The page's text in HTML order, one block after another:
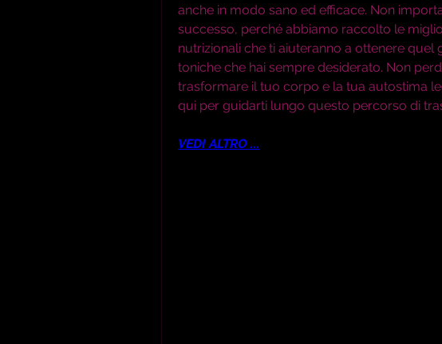
anche in modo sano ed efficace. Non
successo, perché abbiamo raccolto le
nutrizionali che ti aiuteranno a ottenere quel
toniche che hai sempre desiderato. Non
trasformare il tuo corpo e la tua autostima
qui per guidarti lungo questo percorso di
VEDI ALTRO ...